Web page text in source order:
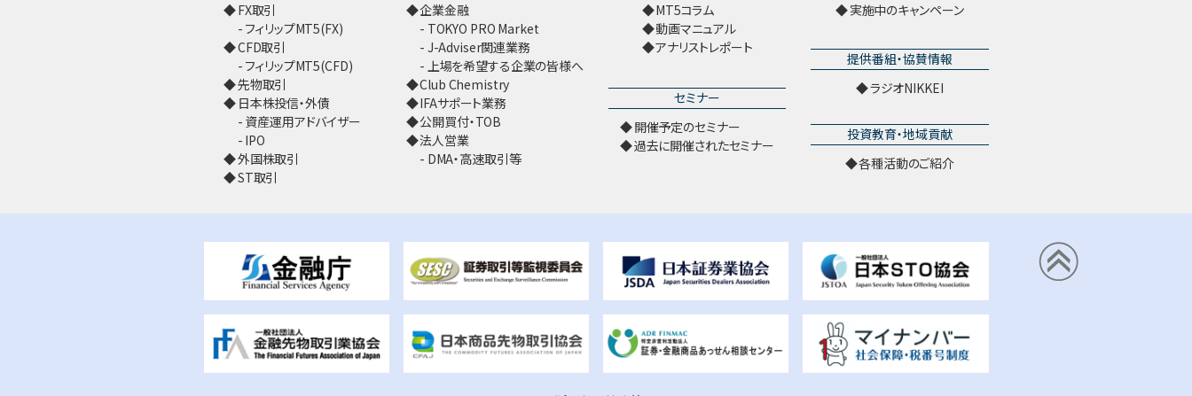
FX取引
フィリップMT5(FX)
CFD取引
フィリップMT5(CFD)
先物取引
日本株投信・外債
資産運用アドバイザー
IPO
外国株取引
ST取引
企業金融
TOKYO PRO Market
J-Adviser関連業務
上場を希望する企業の皆様へ
Club Chemistry
IFAサポート業務
公開買付・TOB
法人営業
DMA・高速取引等
MT5コラム
動画マニュアル
アナリストレポート
セミナー
開催予定のセミナー
過去に開催されたセミナー
実施中のキャンペーン
提供番組・協賛情報
ラジオNIKKEI
投資教育・地域貢献
各種活動のご紹介